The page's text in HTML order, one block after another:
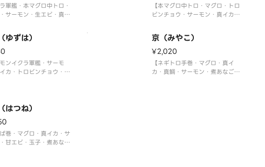
ラ軍艦・本マグロ中トロ・
サーモン・生エビ・真
艦】
ロ中トロ使用〉
【本マグロ中トロ・マグロ・トロ
ビンチョウ・サーモン・真イカ・
ギトロ軍艦・切玉子】
〈本マグロ中トロ使用〉
ゆずは）
モンイクラ軍艦・サーモ
カ・トロビンチョウ・甘
京（みやこ）
¥2,020
【ネギトロ手巻・マグロ・真イ
カ・真鯛・サーモン・煮あなご・
はつね）
ぱ巻・マグロ・真イカ・サ
甘エビ・玉子・煮あな